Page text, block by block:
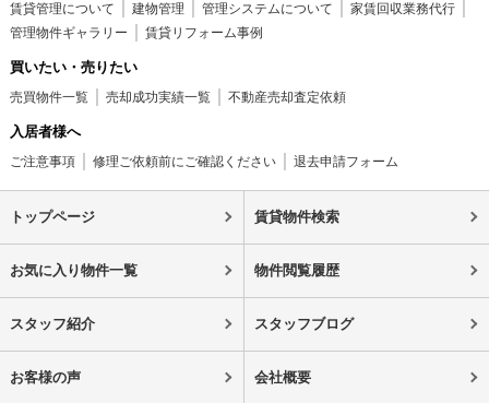
賃貸管理について 建物管理 管理システムについて
家賃回収業務代行
管理物件ギャラリー
賃貸リフォーム事例
買いたい・売りたい
売買物件一覧 売却成功実績一覧 不動産売却査定依頼
入居者様へ
ご注意事項 修理ご依頼前にご確認ください 退去申請フォーム
トップページ 賃貸物件検索
お気に入り物件一覧 物件閲覧履歴
スタッフ紹介 スタッフブログ
お客様の声 会社概要